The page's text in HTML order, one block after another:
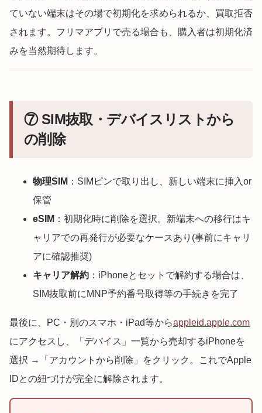
ていない端末はその場で初期化を求められるか、買取拒否
されます。フリマアプリで売る場合も、購入者は初期化済
みを当然期待します。
⑦ SIM抜取・デバイスリストから
の削除
物理SIM ：SIMピンで取り出し、新しい端末に挿入or
保管
eSIM ：初期化時に削除を選択。新端末への移行はキ
ャリアでの再発行が必要なケースあり(事前にキャリ
アに確認推奨)
キャリア解約 ：iPhoneとセットで解約する場合は、
SIM抜取前にMNP予約番号取得等の手続きを完了
最後に、PC・別のスマホ・iPad等からappleid.apple.com
にアクセスし、「デバイス」一覧から売却するiPhoneを
選択 →「アカウントから削除」をクリック。これでApple
IDとの紐づけが完全に解除されます。